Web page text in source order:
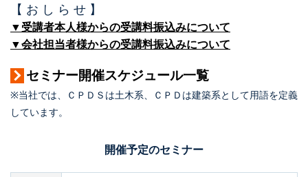
【 お し ら せ 】
▼受講者本人様からの受講料振込みについて
▼会社担当者様からの受講料振込みについて
セミナー開催スケジュール一覧
※当社では、ＣＰＤＳは土木系、ＣＰＤは建築系として用語を定義
しています。
開催予定のセミナー